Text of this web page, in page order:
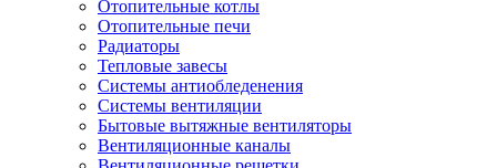
Отопительные котлы
Отопительные печи
Радиаторы
Тепловые завесы
Системы антиобледенения
Системы вентиляции
Бытовые вытяжные вентиляторы
Вентиляционные каналы